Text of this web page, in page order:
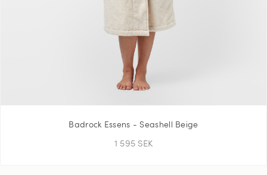
Badrock Essens - Seashell Beige
1 595 SEK